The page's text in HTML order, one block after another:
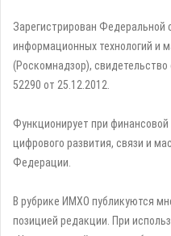
Зарегистрирован Федеральной
информационных технологий и
(Роскомнадзор),
52290 от 25.12.2012.
Функционирует при
цифрового развития, связи и
Федерации.
В рубрике ИМХО публикуются
позицией редакции. При